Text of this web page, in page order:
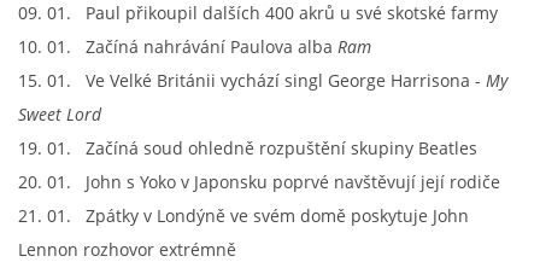
HISTORIE - KONEC LEGENDY
HISTORIE - ...PO BEATLES
NÁSTROJE - LENNON
NÁSTROJE - LENNON II
09. 01. Paul přikoupil dalších 400 akrů u své skotské farmy
10. 01. Začíná nahrávání Paulova alba Ram
15. 01. Ve Velké Británii vychází singl George Harrisona - My
Sweet Lord
19. 01. Začíná soud ohledně rozpuštění skupiny Beatles
20. 01. John s Yoko v Japonsku poprvé navštěvují její rodiče
21. 01. Zpátky v Londýně ve svém domě poskytuje John
Lennon rozhovor extrémně